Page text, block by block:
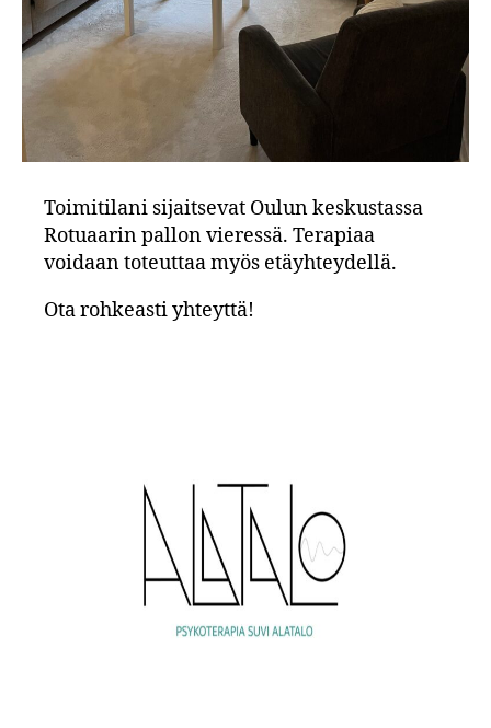
Toimitilani sijaitsevat Oulun keskustassa
Rotuaarin pallon vieressä. Terapiaa
voidaan toteuttaa myös etäyhteydellä.
Ota rohkeasti yhteyttä!